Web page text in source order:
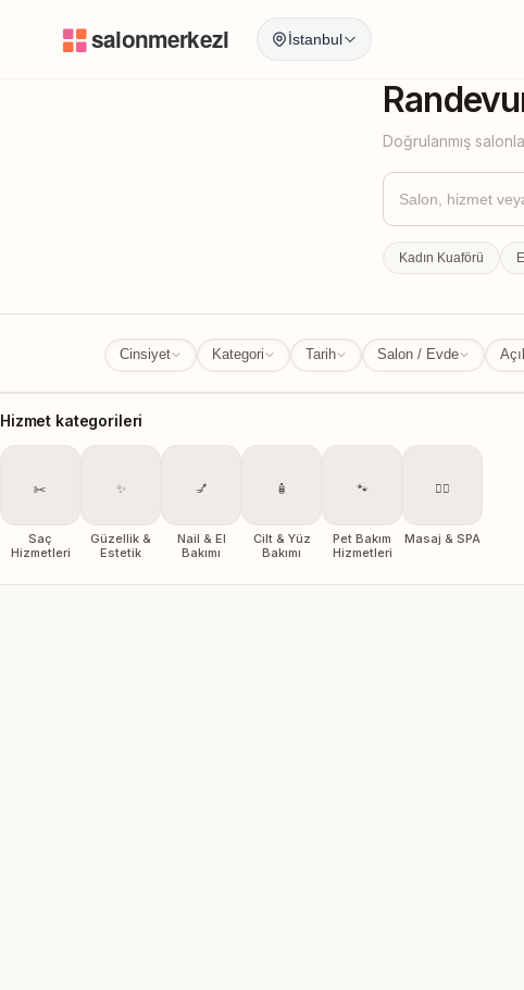
İstanbul
Doğrulanmış
Kadın Kuaförü
Cinsiyet Kategori Tarih Salon / Evde
Hizmet kategorileri
✂️
Saç
Hizmetleri
✨
Güzellik &
Estetik
💅
Nail & El
Bakımı
🧴
Cilt & Yüz
Bakımı
🐾
Pet Bakım
Hizmetleri
💆‍♀️
Masaj & SPA